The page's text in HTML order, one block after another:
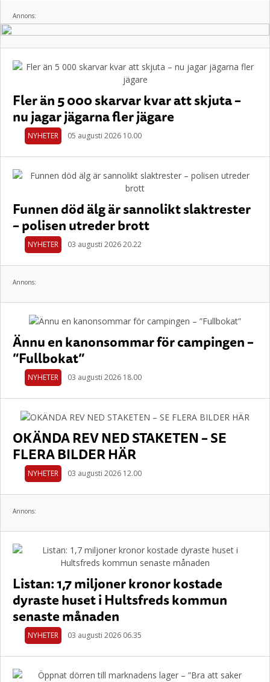
Annons:
Fler än 5 000 skarvar kvar att skjuta –
nu jagar jägarna fler jägare
NYHETER 05 augusti 2026 10.00
Funnen död älg är sannolikt slaktrester
– polisen utreder brott
NYHETER 03 augusti 2026 20.22
Annons:
Ännu en kanonsommar för campingen –
”Fullbokat”
NYHETER 03 augusti 2026 18.00
OKÄNDA REV NED STAKETEN – SE
FLERA BILDER HÄR
NYHETER 03 augusti 2026 12.00
Annons:
Listan: 1,7 miljoner kronor kostade
dyraste huset i Hultsfreds kommun
senaste månaden
NYHETER 03 augusti 2026 06.35